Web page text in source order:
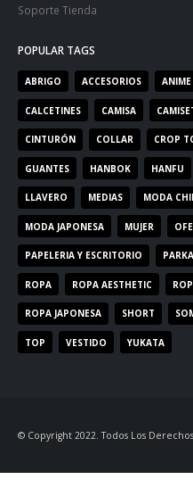
Soporte Tienda
POPULAR TAGS
ABRIGO ACCESORIOS ANIME
CALCETINES CAMISA
CINTURÓN COLLAR CROP
GUANTES HANBOK HANFU
LLAVERO MEDIAS MODA
MODA JAPONESA MUJER
PAPELERIA Y ESCRITORIO PARKA
ROPA ROPA AESTHETIC
ROPA JAPONESA SHORT
TOP VESTIDO YUKATA
© Copyright 2022. Todos Los